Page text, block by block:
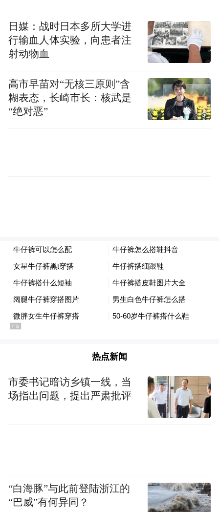
by the user of Dafeng Hao, which is a social media
platform and merely provides information storage
space services.”
日媒：战时日本多所大学进
行输血人体实验，向患者注
射动物血
高市早苗对“无核三原则”含
糊表态，长崎市长：核武是
“绝对恶”
热点新闻
市委书记暗访乡镇一线，当
场指出问题，提出严肃批评
“白海豚”与此前登陆浙江的
“巴威”有何异同？